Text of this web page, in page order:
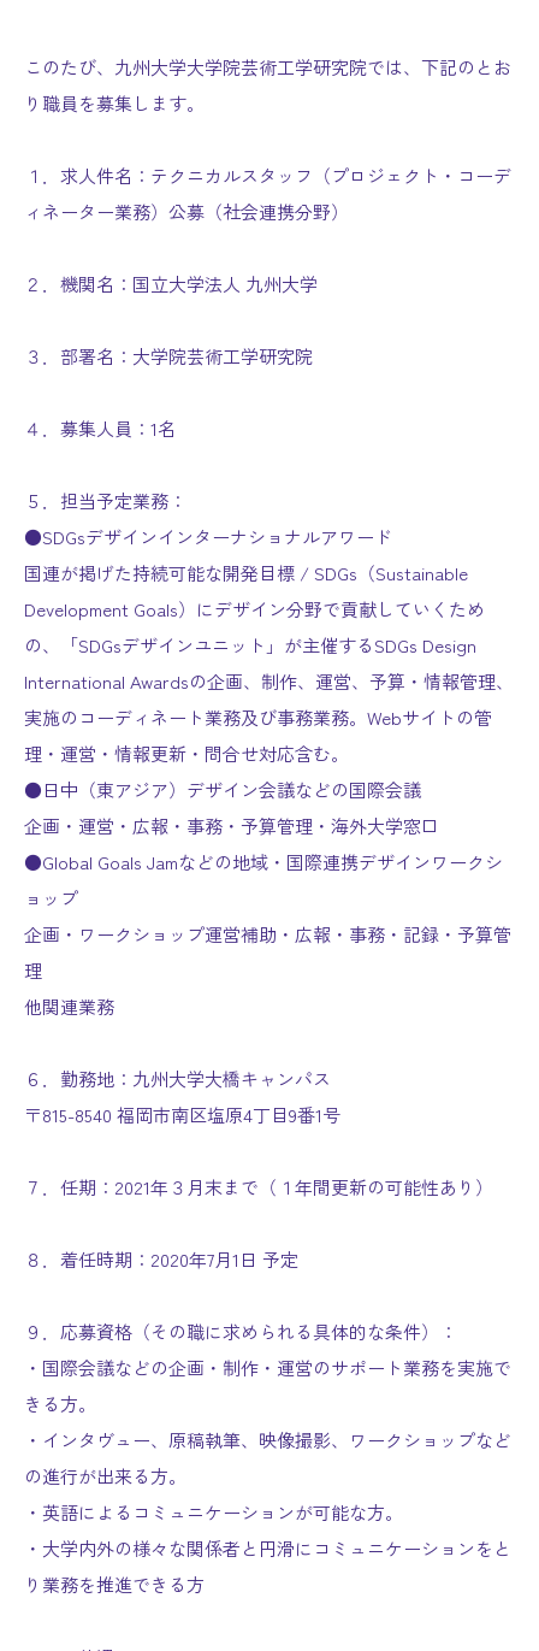
このたび、九州大学大学院芸術工学研究院では、下記のとお
り職員を募集します。
１．求人件名：テクニカルスタッフ（プロジェクト・コーデ
ィネーター業務）公募（社会連携分野）
２．機関名：国立大学法人 九州大学
３．部署名：大学院芸術工学研究院
４．募集人員：1名
５．担当予定業務：
●SDGsデザインインターナショナルアワード
国連が掲げた持続可能な開発目標 / SDGs（Sustainable
Development Goals）にデザイン分野で貢献していくため
の、「SDGsデザインユニット」が主催するSDGs Design
International Awardsの企画、制作、運営、予算・情報管理、
実施のコーディネート業務及び事務業務。Webサイトの管
理・運営・情報更新・問合せ対応含む。
●日中（東アジア）デザイン会議などの国際会議
企画・運営・広報・事務・予算管理・海外大学窓口
●Global Goals Jamなどの地域・国際連携デザインワークシ
ョップ
企画・ワークショップ運営補助・広報・事務・記録・予算管
理
他関連業務
６．勤務地：九州大学大橋キャンパス
〒815-8540 福岡市南区塩原4丁目9番1号
７．任期：2021年３月末まで（１年間更新の可能性あり）
８．着任時期：2020年7月1日 予定
９．応募資格（その職に求められる具体的な条件）：
・国際会議などの企画・制作・運営のサポート業務を実施で
きる方。
・インタヴュー、原稿執筆、映像撮影、ワークショップなど
の進行が出来る方。
・英語によるコミュニケーションが可能な方。
・大学内外の様々な関係者と円滑にコミュニケーションをと
り業務を推進できる方